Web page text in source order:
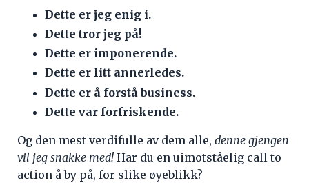
Dette er jeg enig i.
Dette tror jeg på!
Dette er imponerende.
Dette er litt annerledes.
Dette er å forstå business.
Dette var forfriskende.
Og den mest verdifulle av dem alle, denne gjengen
vil jeg snakke med!Har du en uimotståelig call to
action å by på, for slike øyeblikk?